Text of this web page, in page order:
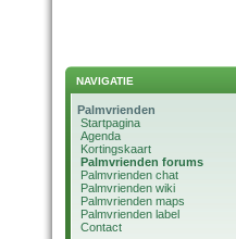
NAVIGATIE
Palmvrienden
Startpagina
Agenda
Kortingskaart
Palmvrienden forums
Palmvrienden chat
Palmvrienden wiki
Palmvrienden maps
Palmvrienden label
Contact